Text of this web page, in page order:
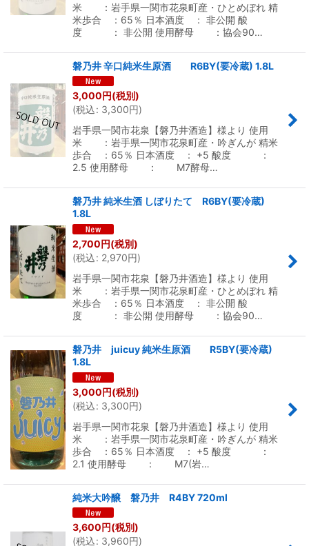
米 ：岩手県一関市花泉町産・ひとめぼれ 精
米歩合 ：65％ 日本酒度 ： 非公開 酸
度 ： 非公開 使用酵母 ：協会90…
磐乃井 辛口純米生原酒 R6BY(要冷蔵) 1.8L
3,000円(税別)
(税込: 3,300円)
岩手県一関市花泉【磐乃井酒造】様より 使用
米 ：岩手県一関市花泉町産・吟ぎんが 精米
歩合 ：65％ 日本酒度 ： +5 酸度 ：
2.5 使用酵母 ： M7酵母…
磐乃井 純米生酒 しぼりたて R6BY(要冷蔵)
1.8L
2,700円(税別)
(税込: 2,970円)
岩手県一関市花泉【磐乃井酒造】様より 使用
米 ：岩手県一関市花泉町産・ひとめぼれ 精
米歩合 ：65％ 日本酒度 ： 非公開 酸
度 ： 非公開 使用酵母 ：協会90…
磐乃井 juicuy 純米生原酒 R5BY(要冷蔵)
1.8L
3,000円(税別)
(税込: 3,300円)
岩手県一関市花泉【磐乃井酒造】様より 使用
米 ：岩手県一関市花泉町産・吟ぎんが 精米
歩合 ：65％ 日本酒度 ： +5 酸度 ：
2.1 使用酵母 ： M7(岩…
純米大吟醸 磐乃井 R4BY 720ml
3,600円(税別)
(税込: 3,960円)